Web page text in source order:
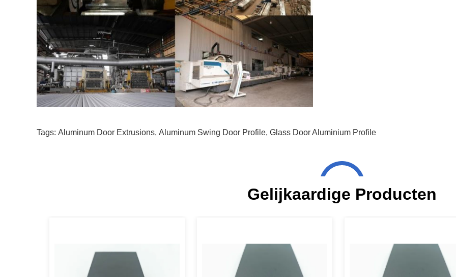
Tags: Aluminum Door Extrusions, Aluminum Swing Door Profile, Glass Door Aluminium Profile
Gelijkaardige Producten